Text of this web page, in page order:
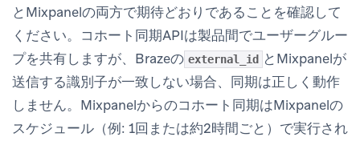
とMixpanelの両方で期待どおりであることを確認して
ください。コホート同期APIは製品間でユーザーグルー
プを共有しますが、Brazeの external_id
とMixpanelが
送信する識別子が一致しない場合、同期は正しく動作
しません。Mixpanelからのコホート同期はMixpanelの
スケジュール（例: 1回または約2時間ごと）で実行され